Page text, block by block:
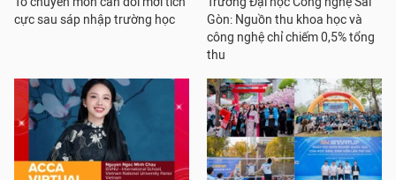
cực sau sáp nhập trường học
Gòn: Nguồn thu khoa học và
công nghệ chỉ chiếm 0,5% tổng
thu